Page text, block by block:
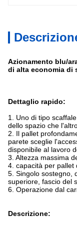
Azionamento blu/
di alta economia di
Dettaglio rapido:
1. Uno di tipo
dello spazio che
2. Il pallet
parete sceglie
disponibile al lavoro
3. Altezza massima
4. capacità per
5. Singolo sostegno,
superiore, fascio del
6. Operazione dal
Descrizione: